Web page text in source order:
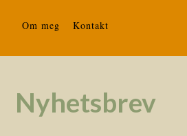
Om meg Kontakt
Nyhetsbrev